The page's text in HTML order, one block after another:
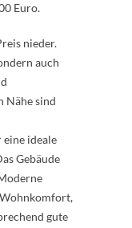
Euro.
nieder.
auch
Nähe sind
eine ideale
Gebäude
gute